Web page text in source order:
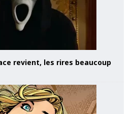
revient, les rires beaucoup